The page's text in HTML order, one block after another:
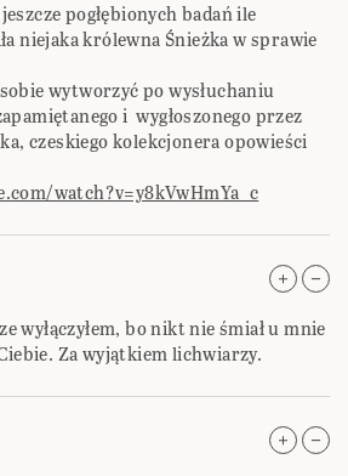
pogłębionych badań ile
niejaka królewna Śnieżka w sprawie
wytworzyć po wysłuchaniu
i wygłoszonego przez
czeskiego kolekcjonera opowieści
watch?v=y8kVwHmYa_c
wyłączyłem, bo nikt nie śmiał u mnie
Za wyjątkiem lichwiarzy.